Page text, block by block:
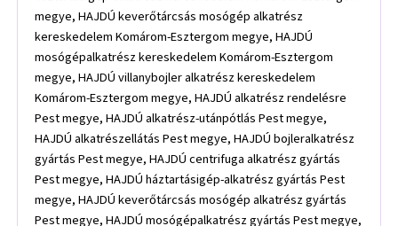
megye, HAJDÚ keverőtárcsás mosógép alkatrész
kereskedelem Komárom-Esztergom megye, HAJDÚ
mosógépalkatrész kereskedelem Komárom-Esztergom
megye, HAJDÚ villanybojler alkatrész kereskedelem
Komárom-Esztergom megye, HAJDÚ alkatrész rendelésre
Pest megye, HAJDÚ alkatrész-utánpótlás Pest megye,
HAJDÚ alkatrészellátás Pest megye, HAJDÚ bojleralkatrész
gyártás Pest megye, HAJDÚ centrifuga alkatrész gyártás
Pest megye, HAJDÚ háztartásigép-alkatrész gyártás Pest
megye, HAJDÚ keverőtárcsás mosógép alkatrész gyártás
Pest megye, HAJDÚ mosógépalkatrész gyártás Pest megye,